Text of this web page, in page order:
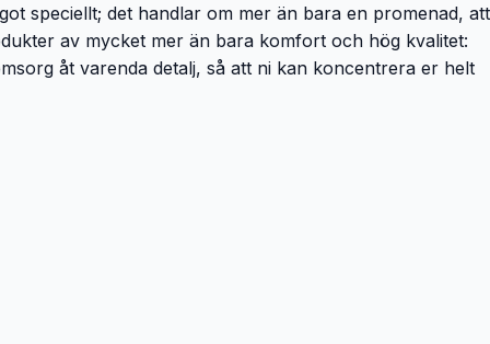
speciellt; det handlar om mer än bara en promenad, att
av mycket mer än bara komfort och hög kvalitet:
åt varenda detalj, så att ni kan koncentrera er helt